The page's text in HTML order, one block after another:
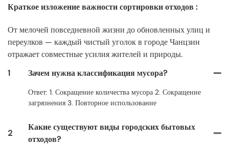
Краткое изложение важности сортировки отходов :
От мелочей повседневной жизни до обновленных улиц и
переулков — каждый чистый уголок в городе Чанцзин
отражает совместные усилия жителей и природы.
1
Зачем нужна классификация мусора?
Ответ: 1. Сокращение количества мусора 2. Сокращение
загрязнения 3. Повторное использование
2
Какие существуют виды городских бытовых
отходов?